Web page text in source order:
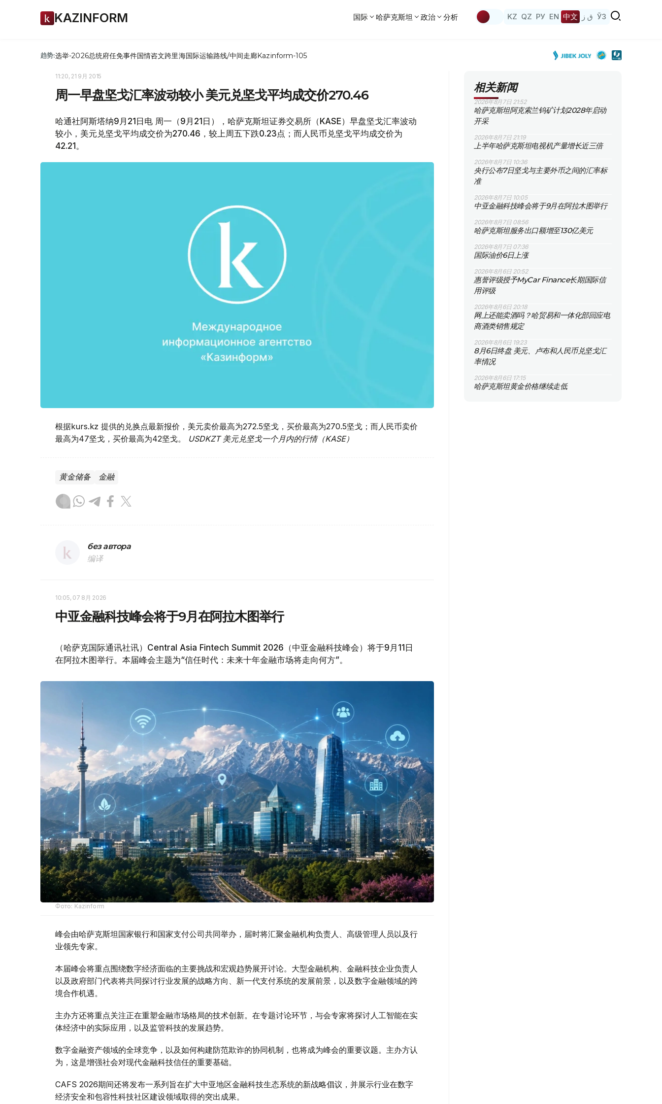
KAZINFORM 国际 哈萨克斯坦 政治 分析 KZ QZ РУ EN 中文 ق ز ЎЗ
趋势:选举-2026总统府任免事件国情咨文跨里海国际运输路线/中间走廊Kazinform-105
11:20, 21 9月 2015
周一早盘坚戈汇率波动较小 美元兑坚戈平均成交价270.46
哈通社阿斯塔纳9月21日电 周一（9月21日），哈萨克斯坦证券交易所（KASE）早盘坚戈汇率波动
较小，美元兑坚戈平均成交价为270.46，较上周五下跌0.23点；而人民币兑坚戈平均成交价为
42.21。
根据kurs.kz 提供的兑换点最新报价，美元卖价最高为272.5坚戈，买价最高为270.5坚戈；而人民币卖价
最高为47坚戈，买价最高为42坚戈。 USDKZT 美元兑坚戈一个月内的行情（KASE）
黄金储备 金融
без автора
编译
10:05, 07 8月 2026
中亚金融科技峰会将于9月在阿拉木图举行
（哈萨克国际通讯社讯）Central Asia Fintech Summit 2026（中亚金融科技峰会）将于9月11日
在阿拉木图举行。本届峰会主题为“信任时代：未来十年金融市场将走向何方”。
Фото: Kazinform
峰会由哈萨克斯坦国家银行和国家支付公司共同举办，届时将汇聚金融机构负责人、高级管理人员以及行
业领先专家。
本届峰会将重点围绕数字经济面临的主要挑战和宏观趋势展开讨论。大型金融机构、金融科技企业负责人
以及政府部门代表将共同探讨行业发展的战略方向、新一代支付系统的发展前景，以及数字金融领域的跨
境合作机遇。
主办方还将重点关注正在重塑金融市场格局的技术创新。在专题讨论环节，与会专家将探讨人工智能在实
体经济中的实际应用，以及监管科技的发展趋势。
数字金融资产领域的全球竞争，以及如何构建防范欺诈的协同机制，也将成为峰会的重要议题。主办方认
为，这是增强社会对现代金融科技信任的重要基础。
CAFS 2026期间还将发布一系列旨在扩大中亚地区金融科技生态系统的新战略倡议，并展示行业在数字
经济安全和包容性科技社区建设领域取得的突出成果。
相关新闻
2026年8月7日 21:52
哈萨克斯坦阿克索兰钨矿计划2028年启动
开采
2026年8月7日 21:19
上半年哈萨克斯坦电视机产量增长近三倍
2026年8月7日 10:36
央行公布7日坚戈与主要外币之间的汇率标
准
2026年8月7日 10:05
中亚金融科技峰会将于9月在阿拉木图举行
2026年8月7日 08:56
哈萨克斯坦服务出口额增至130亿美元
2026年8月7日 07:36
国际油价6日上涨
2026年8月6日 20:52
惠誉评级授予MyCar Finance长期国际信
用评级
2026年8月6日 20:18
网上还能卖酒吗？哈贸易和一体化部回应电
商酒类销售规定
2026年8月6日 19:23
8月6日终盘 美元、卢布和人民币兑坚戈汇
率情况
2026年8月6日 17:15
哈萨克斯坦黄金价格继续走低